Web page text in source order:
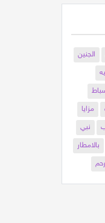
الجنين
مزايا
نبي
بالامطار